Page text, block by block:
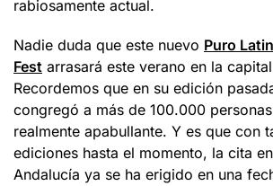
rabiosamente actual.
Nadie duda que este nuevo Puro
Fest arrasará este verano en la
Recordemos que en su edición
congregó a más de 100.000
realmente apabullante. Y es que con
ediciones hasta el momento, la cita
Andalucía ya se ha erigido en una